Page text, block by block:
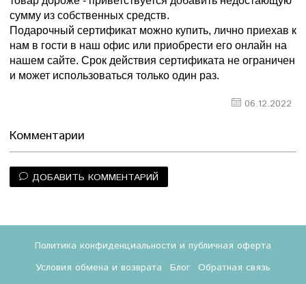
сумму из собственных средств.
Подарочный сертификат можно купить, лично приехав к
нам в гости в наш офис или приобрести его онлайн на
нашем сайте. Срок действия сертификата не ограничен
и может использоваться только один раз.
06.12.2022
Комментарии
ДОБАВИТЬ КОММЕНТАРИЙ
Политика конфиденциальности и публичная оферта
Условия обмена и возврата
Блог Обратная связь